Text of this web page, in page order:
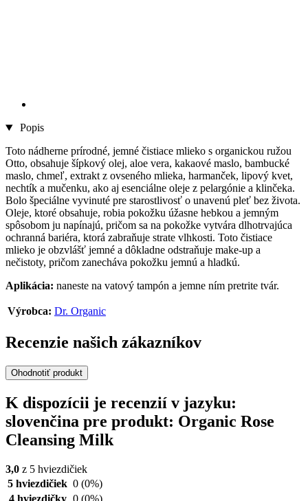
Popis
Toto nádherne prírodné, jemné čistiace mlieko s organickou ružou
Otto, obsahuje šípkový olej, aloe vera, kakaové maslo, bambucké
maslo, chmeľ, extrakt z ovseného mlieka, harmanček, lipový kvet,
nechtík a mučenku, ako aj esenciálne oleje z pelargónie a klinčeka.
Bolo špeciálne vyvinuté pre starostlivosť o unavenú pleť bez života.
Oleje, ktoré obsahuje, robia pokožku úžasne hebkou a jemným
spôsobom ju napínajú, pričom sa na pokožke vytvára dlhotrvajúca
ochranná bariéra, ktorá zabraňuje strate vlhkosti. Toto čistiace
mlieko je obzvlášť jemné a dôkladne odstraňuje make-up a
nečistoty, pričom zanecháva pokožku jemnú a hladkú.
Aplikácia: naneste na vatový tampón a jemne ním pretrite tvár.
Výrobca: Dr. Organic
Recenzie našich zákazníkov
Ohodnotiť produkt
K dispozícii je recenzií v jazyku:
slovenčina pre produkt: Organic Rose
Cleansing Milk
3,0 z 5 hviezdičiek
5 hviezdičiek 0 (0%)
4 hviezdičky 0 (0%)